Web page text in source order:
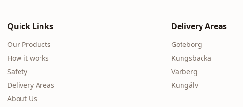
Quick Links
Our Products
How it works
Safety
Delivery Areas
About Us
Delivery Areas
Göteborg
Kungsbacka
Varberg
Kungälv